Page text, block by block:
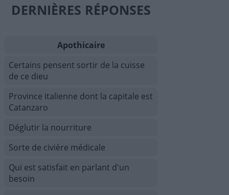
DERNIÈRES RÉPONSES
Apothicaire
Certains pensent sortir de la cuisse
de ce dieu
Province italienne dont la capitale est
Catanzaro
Déglutir la nourriture
Sorte de civière médicale
Qui est satisfait en parlant d'un
besoin